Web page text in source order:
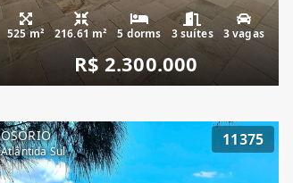
525 m² 216.61 m² 5 dorms 3 suítes 3 vagas
R$ 2.300.000
OSÓRIO
Atlântida Sul
11375